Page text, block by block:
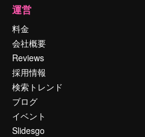
運営
料金
会社概要
Reviews
採用情報
検索トレンド
ブログ
イベント
Slidesgo